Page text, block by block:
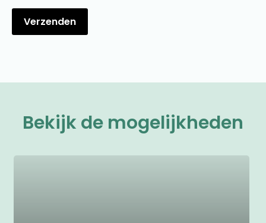
Bekijk de mogelijkheden